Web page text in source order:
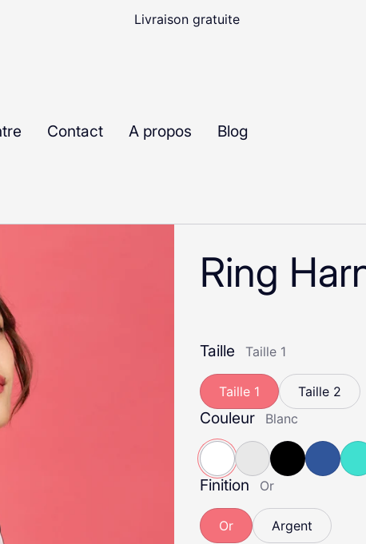
-10% en s'inscrivant à la Newsletter
Contact A propos Blog
Ring
Taille Taille 1
Taille 1 Taille 2
Couleur Blanc
BlancGris Noir
Finition Or
Or
Argent